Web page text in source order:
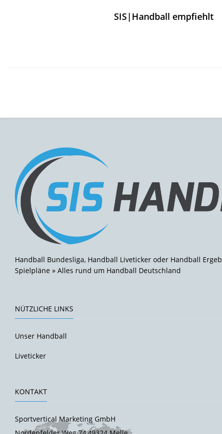
SIS|Handball empfiehlt
Handball Bundesliga, Handball Liveticker oder Handball
Spielpläne » Alles rund um Handball Deutschland
NÜTZLICHE LINKS
Unser Handball
Liveticker
KONTAKT
Sportvertical Marketing GmbH